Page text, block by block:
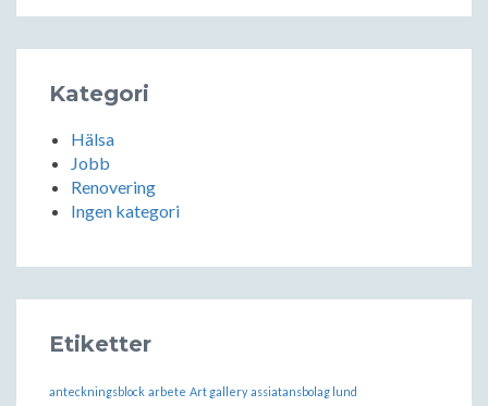
Kategori
Hälsa
Jobb
Renovering
Ingen kategori
Etiketter
anteckningsblock arbete Art gallery assiatansbolag lund